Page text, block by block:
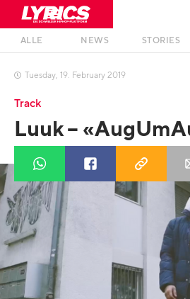
ALLE NEWS STORIES
 Tuesday, 19. February 2019
Track
Luuk –